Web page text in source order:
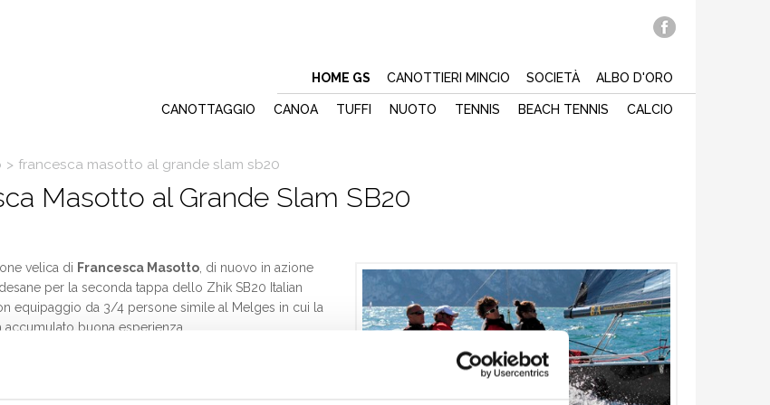
HOME GS CANOTTIERI MINCIO SOCIETÀ ALBO D'ORO
CANOTTAGGIO CANOA TUFFI NUOTO TENNIS BEACH TENNIS CALCIO
> francesca masotto al grande slam sb20
Masotto al Grande Slam SB20
velica di Francesca Masotto, di nuovo in azione
per la seconda tappa dello Zhik SB20 Italian
equipaggio da 3/4 persone simile al Melges in cui la
accumulato buona esperienza.